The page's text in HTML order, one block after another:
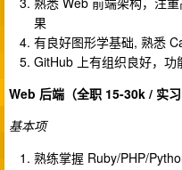
果
有良好图形学基础, 熟悉
GitHub 上有组织良好，功
Web 后端（全职 15-30k / 实
基本项
熟练掌握 Ruby/PHP/